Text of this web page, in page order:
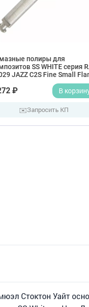
полиры для
SS WHITE серия
JAZZ C2S Fine Small
₽ В
✉️Запросить КП
Стоктон Уайт